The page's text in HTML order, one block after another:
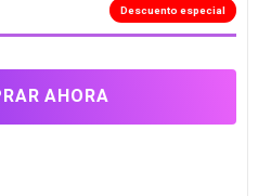
Descuento especial
AHORA